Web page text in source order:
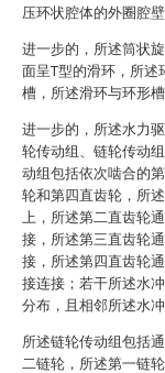
压环状腔体的外圈腔壁
进一步的，所述筒状
面呈T型的滑环，所述
槽，所述滑环与环形槽
进一步的，所述水力
轮传动组、链轮传动
动组包括依次啮合的
轮和第四直齿轮，所
上，所述第二直齿轮
接，所述第三直齿轮
接，所述第四直齿轮
接连接；若干所述水
分布，且相邻所述水
所述链轮传动组包括
二链轮，所述第一链